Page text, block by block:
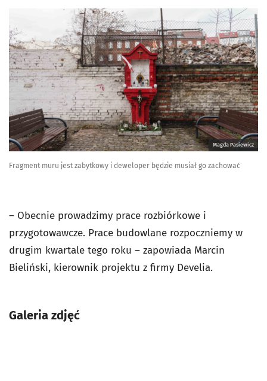
Magda Pasiewicz
Fragment muru jest zabytkowy i deweloper będzie musiał go zachować
– Obecnie prowadzimy prace rozbiórkowe i
przygotowawcze. Prace budowlane rozpoczniemy w
drugim kwartale tego roku – zapowiada Marcin
Bieliński, kierownik projektu z firmy Develia.
Galeria zdjęć